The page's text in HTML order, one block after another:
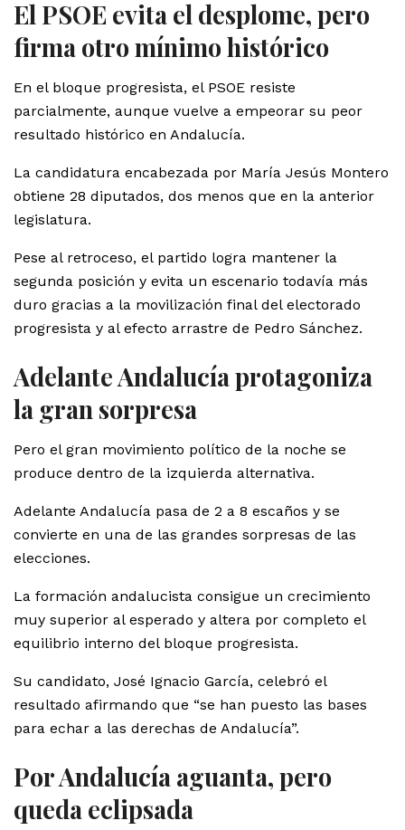
El PSOE evita el desplome, pero
firma otro mínimo histórico
En el bloque progresista, el PSOE resiste
parcialmente, aunque vuelve a empeorar su peor
resultado histórico en Andalucía.
La candidatura encabezada por María Jesús Montero
obtiene 28 diputados, dos menos que en la anterior
legislatura.
Pese al retroceso, el partido logra mantener la
segunda posición y evita un escenario todavía más
duro gracias a la movilización final del electorado
progresista y al efecto arrastre de Pedro Sánchez.
Adelante Andalucía protagoniza
la gran sorpresa
Pero el gran movimiento político de la noche se
produce dentro de la izquierda alternativa.
Adelante Andalucía pasa de 2 a 8 escaños y se
convierte en una de las grandes sorpresas de las
elecciones.
La formación andalucista consigue un crecimiento
muy superior al esperado y altera por completo el
equilibrio interno del bloque progresista.
Su candidato, José Ignacio García, celebró el
resultado afirmando que “se han puesto las bases
para echar a las derechas de Andalucía”.
Por Andalucía aguanta, pero
queda eclipsada